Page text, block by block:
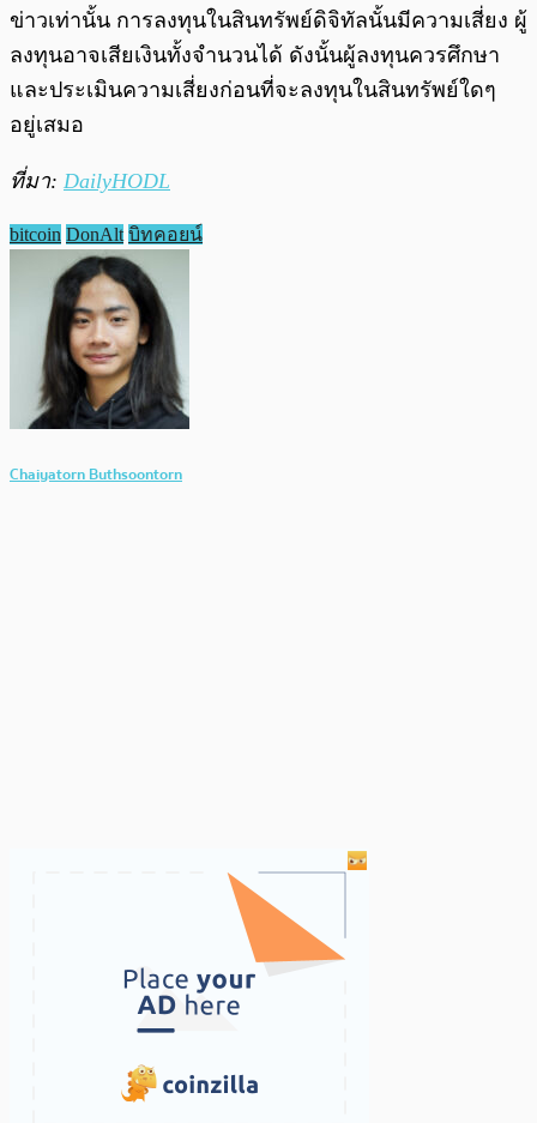
ข่าวเท่านั้น การลงทุนในสินทรัพย์ดิจิทัลนั้นมีความเสี่ยง ผู้
ลงทุนอาจเสียเงินทั้งจำนวนได้ ดังนั้นผู้ลงทุนควรศึกษา
และประเมินความเสี่ยงก่อนที่จะลงทุนในสินทรัพย์ใดๆ
อยู่เสมอ
ที่มา: DailyHODL
bitcoin DonAlt บิทคอยน์
Chaiyatorn Buthsoontorn